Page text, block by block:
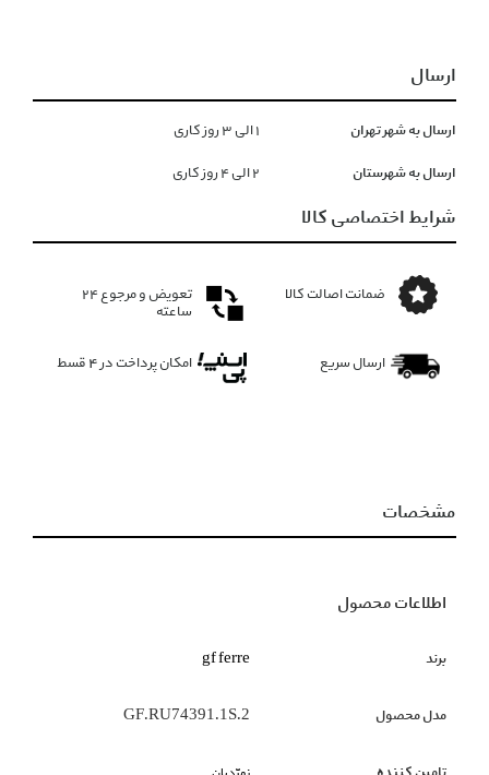
ارسال
ارسال به شهر تهران ١ الی ۳ روز کاری
ارسال به شهرستان ۲ الی ۴ روز کاری
شرایط اختصاصی کالا
ضمانت اصالت کالا
تعویض و مرجوع ۲۴
ساعته
ارسال سریع امکان پرداخت در 4 قسط
مشخصات
اطلاعات محصول
برند gf ferre
مدل محصول GF.RU74391.1S.2